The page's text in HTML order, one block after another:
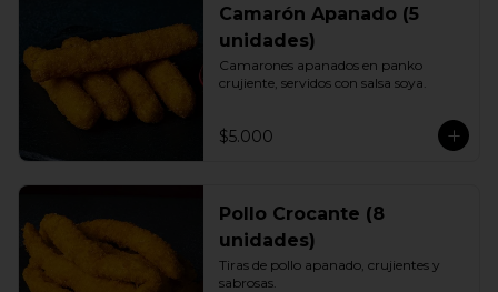
Camarón Apanado (5
unidades)
Camarones apanados en panko
crujiente, servidos con salsa soya.
$5.000
Pollo Crocante (8
unidades)
Tiras de pollo apanado, crujientes y
sabrosas.